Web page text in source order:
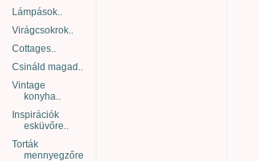
Lámpások..
Virágcsokrok..
Cottages..
Csináld magad..
Vintage
konyha..
Inspirációk
esküvőre..
Torták
mennyegzőre